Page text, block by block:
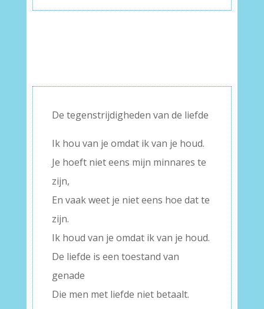
De tegenstrijdigheden van de liefde
Ik hou van je omdat ik van je houd.
Je hoeft niet eens mijn minnares te
zijn,
En vaak weet je niet eens hoe dat te
zijn.
Ik houd van je omdat ik van je houd.
De liefde is een toestand van
genade
Die men met liefde niet betaalt.